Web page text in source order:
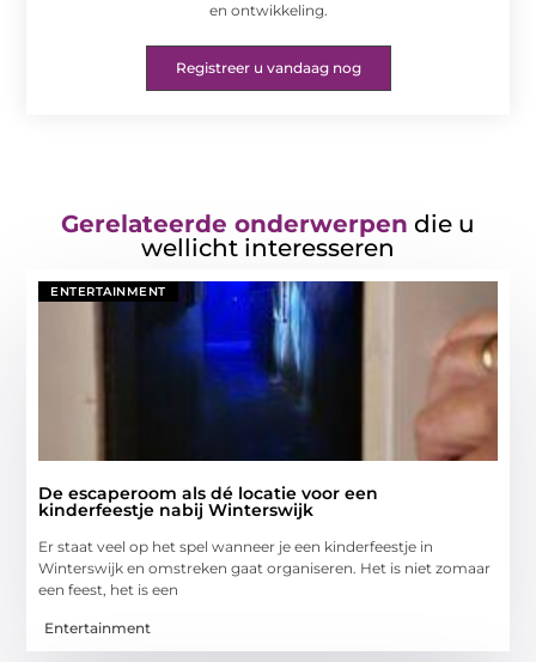
en ontwikkeling.
Registreer u vandaag nog
Gerelateerde onderwerpen die u
wellicht interesseren
ENTERTAINMENT
De escaperoom als dé locatie voor een
kinderfeestje nabij Winterswijk
Er staat veel op het spel wanneer je een kinderfeestje in
Winterswijk en omstreken gaat organiseren. Het is niet zomaar
een feest, het is een
Entertainment